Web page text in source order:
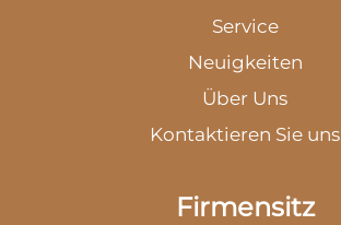
Service
Neuigkeiten
Über Uns
Kontaktieren Sie uns
Firmensitz